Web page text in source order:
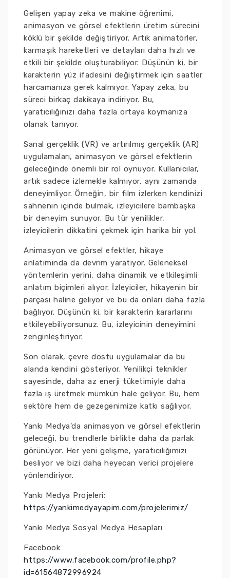
Gelişen yapay zeka ve makine öğrenimi,
animasyon ve görsel efektlerin üretim sürecini
köklü bir şekilde değiştiriyor. Artık animatörler,
karmaşık hareketleri ve detayları daha hızlı ve
etkili bir şekilde oluşturabiliyor. Düşünün ki, bir
karakterin yüz ifadesini değiştirmek için saatler
harcamanıza gerek kalmıyor. Yapay zeka, bu
süreci birkaç dakikaya indiriyor. Bu,
yaratıcılığınızı daha fazla ortaya koymanıza
olanak tanıyor.
Sanal gerçeklik (VR) ve artırılmış gerçeklik (AR)
uygulamaları, animasyon ve görsel efektlerin
geleceğinde önemli bir rol oynuyor. Kullanıcılar,
artık sadece izlemekle kalmıyor, aynı zamanda
deneyimliyor. Örneğin, bir film izlerken kendinizi
sahnenin içinde bulmak, izleyicilere bambaşka
bir deneyim sunuyor. Bu tür yenilikler,
izleyicilerin dikkatini çekmek için harika bir yol.
Animasyon ve görsel efektler, hikaye
anlatımında da devrim yaratıyor. Geleneksel
yöntemlerin yerini, daha dinamik ve etkileşimli
anlatım biçimleri alıyor. İzleyiciler, hikayenin bir
parçası haline geliyor ve bu da onları daha fazla
bağlıyor. Düşünün ki, bir karakterin kararlarını
etkileyebiliyorsunuz. Bu, izleyicinin deneyimini
zenginleştiriyor.
Son olarak, çevre dostu uygulamalar da bu
alanda kendini gösteriyor. Yenilikçi teknikler
sayesinde, daha az enerji tüketimiyle daha
fazla iş üretmek mümkün hale geliyor. Bu, hem
sektöre hem de gezegenimize katkı sağlıyor.
Yankı Medya'da animasyon ve görsel efektlerin
geleceği, bu trendlerle birlikte daha da parlak
görünüyor. Her yeni gelişme, yaratıcılığımızı
besliyor ve bizi daha heyecan verici projelere
yönlendiriyor.
Yankı Medya Projeleri:
https://yankimedyayapim.com/projelerimiz/
Yankı Medya Sosyal Medya Hesapları:
Facebook:
https://www.facebook.com/profile.php?
id=61564872996924